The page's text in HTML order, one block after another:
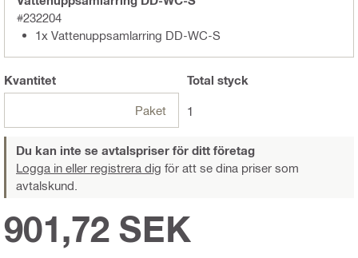
#232204
1x Vattenuppsamlarring DD-WC-S
Kvantitet
Paket
Total styck
1
Du kan inte se avtalspriser för ditt företag
Logga in eller registrera dig för att se dina priser som
avtalskund.
901,72 SEK